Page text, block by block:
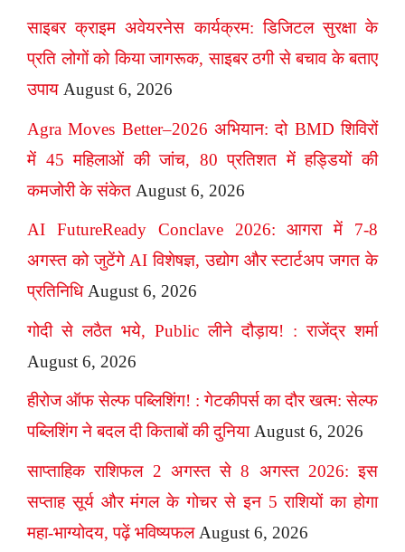
साइबर क्राइम अवेयरनेस कार्यक्रम: डिजिटल सुरक्षा के
प्रति लोगों को किया जागरूक, साइबर ठगी से बचाव के बताए
उपाय August 6, 2026
Agra Moves Better–2026 अभियान: दो BMD शिविरों
में 45 महिलाओं की जांच, 80 प्रतिशत में हड्डियों की
कमजोरी के संकेत August 6, 2026
AI FutureReady Conclave 2026: आगरा में 7-8
अगस्त को जुटेंगे AI विशेषज्ञ, उद्योग और स्टार्टअप जगत के
प्रतिनिधि August 6, 2026
गोदी से लठैत भये, Public लीने दौड़ाय! : राजेंद्र शर्मा
August 6, 2026
हीरोज ऑफ सेल्फ पब्लिशिंग! : गेटकीपर्स का दौर खत्म: सेल्फ
पब्लिशिंग ने बदल दी किताबों की दुनिया August 6, 2026
साप्ताहिक राशिफल 2 अगस्त से 8 अगस्त 2026: इस
सप्ताह सूर्य और मंगल के गोचर से इन 5 राशियों का होगा
महा-भाग्योदय, पढ़ें भविष्यफल August 6, 2026